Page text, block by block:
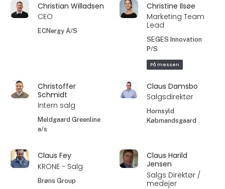
Christian Willadsen
CEO
ECNergy A/S
Christine Ilsøe
Marketing Team
Lead
SEGES Innovation
P/S
På messen
Christoffer
Schmidt
Intern salg
Meldgaard Greenline
a/s
Claus Damsbo
Salgsdirektør
Hornsyld
Købmandsgaard
Claus Fey
KRONE - Salg
Brøns Group
Claus Harild
Jensen
Salgs Direktør /
medejer